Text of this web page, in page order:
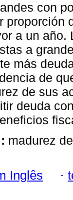
con
proporción
a un
a
más
de
de sus
deuda
madurez
Inglês ·